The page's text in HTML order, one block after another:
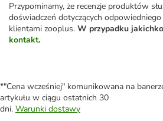
Przypominamy, że recenzje produktów
doświadczeń dotyczących
klientami zooplus. W przypadku
kontakt.
*"Cena wcześniej" komunikowana na
artykułu w ciągu ostatnich 30
dni. Warunki dostawy